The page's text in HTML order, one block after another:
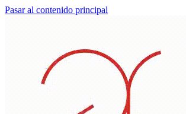
Pasar al contenido principal